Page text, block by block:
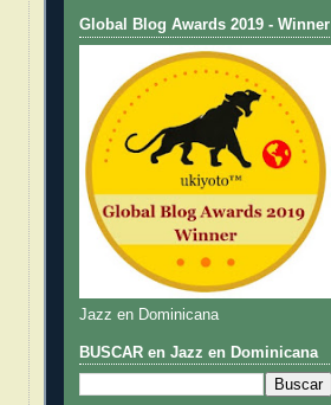
Global Blog Awards 2019 - Winner
Jazz en Dominicana
BUSCAR en Jazz en Dominicana